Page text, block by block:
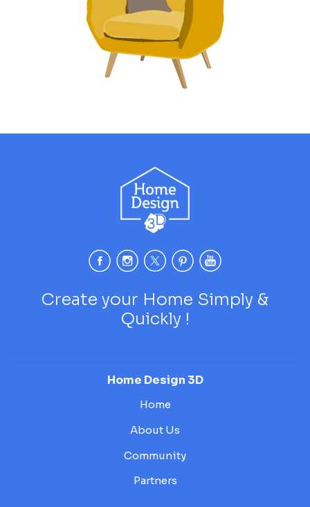
Create your Home Simply &
Quickly !
Home Design 3D
Home
About Us
Community
Partners